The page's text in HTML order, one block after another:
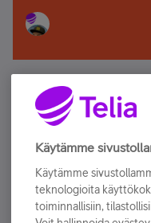
Älä jää paitsi –
Tilaa Telian
sähköpostiisi.
Käytämme
Käytämme
teknologioita
toiminnallisiin,